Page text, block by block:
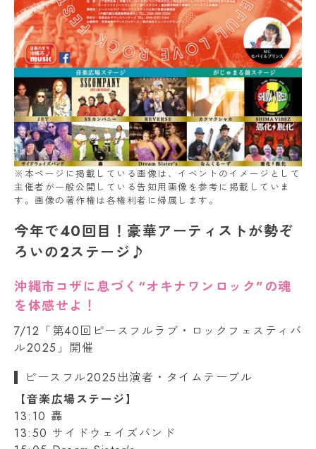
※本ページに掲載している画像は、イベントのイメージとして
主催者が一般公開している告知用画像を参考に掲載していま
す。画像の著作権は各権利者に帰属します。
今年で40回目！豪華アーティストが勢ぞ
ろいの2ステージ♪
沖縄市コザに息づく“オキナワンロック”の魂
を体感せよ！
7/12「第40回ピースフルラブ・ロックフェスティバ
ル2025」開催
ピースフル2025出演者・タイムテーブル
【音楽広場ステージ】
13:10 轟
13:50 サイドウェイズバンド